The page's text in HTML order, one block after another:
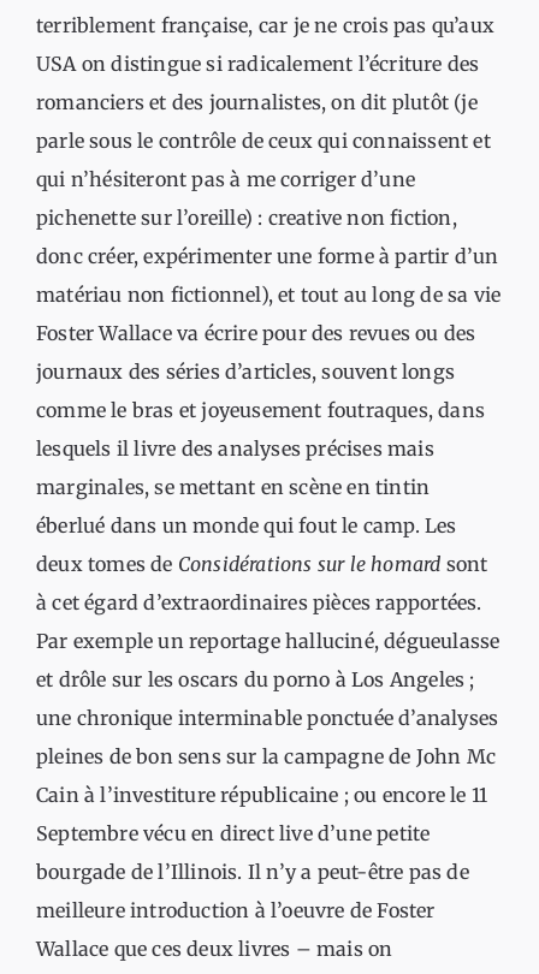
terriblement française, car je ne crois pas qu’aux
USA on distingue si radicalement l’écriture des
romanciers et des journalistes, on dit plutôt (je
parle sous le contrôle de ceux qui connaissent et
qui n’hésiteront pas à me corriger d’une
pichenette sur l’oreille) : creative non fiction,
donc créer, expérimenter une forme à partir d’un
matériau non fictionnel), et tout au long de sa vie
Foster Wallace va écrire pour des revues ou des
journaux des séries d’articles, souvent longs
comme le bras et joyeusement foutraques, dans
lesquels il livre des analyses précises mais
marginales, se mettant en scène en tintin
éberlué dans un monde qui fout le camp. Les
deux tomes de Considérations sur le homard sont
à cet égard d’extraordinaires pièces rapportées.
Par exemple un reportage halluciné, dégueulasse
et drôle sur les oscars du porno à Los Angeles ;
une chronique interminable ponctuée d’analyses
pleines de bon sens sur la campagne de John Mc
Cain à l’investiture républicaine ; ou encore le 11
Septembre vécu en direct live d’une petite
bourgade de l’Illinois. Il n’y a peut-être pas de
meilleure introduction à l’oeuvre de Foster
Wallace que ces deux livres – mais on